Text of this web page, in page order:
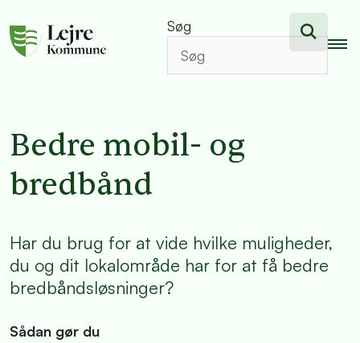
Søg
Bedre mobil- og
bredbånd
Har du brug for at vide hvilke muligheder,
du og dit lokalområde har for at få bedre
bredbåndsløsninger?
Sådan gør du